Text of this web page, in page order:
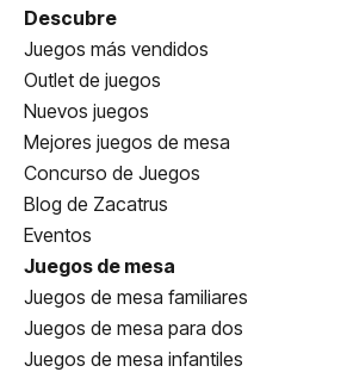
Descubre
Juegos más vendidos
Outlet de juegos
Nuevos juegos
Mejores juegos de mesa
Concurso de Juegos
Blog de Zacatrus
Eventos
Juegos de mesa
Juegos de mesa familiares
Juegos de mesa para dos
Juegos de mesa infantiles